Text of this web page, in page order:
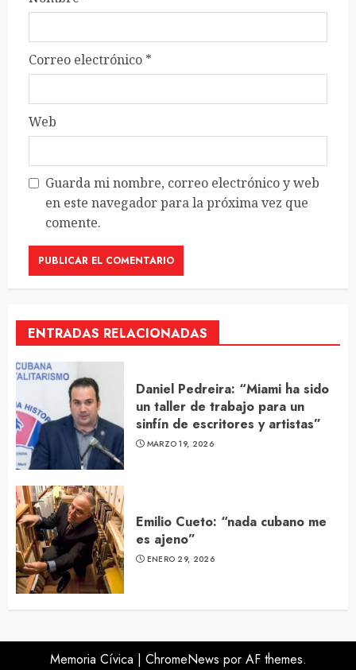
Correo electrónico *
Web
Guarda mi nombre, correo electrónico y web
en este navegador para la próxima vez que
comente.
ENTRADAS RELACIONADAS
Daniel Pedreira: “Miami ha sido
un taller de trabajo para un
sinfín de escritores y artistas”
MARZO 19, 2026
Emilio Cueto: “nada cubano me
es ajeno”
ENERO 29, 2026
Memoria Cívica | ChromeNews por AF themes.